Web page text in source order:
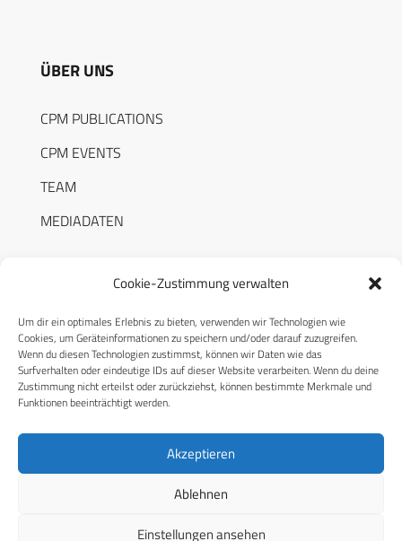
Cookie-Zustimmung verwalten
Um dir ein optimales Erlebnis zu bieten, verwenden wir Technologien wie
Cookies, um Geräteinformationen zu speichern und/oder darauf zuzugreifen.
Wenn du diesen Technologien zustimmst, können wir Daten wie das
Surfverhalten oder eindeutige IDs auf dieser Website verarbeiten. Wenn du deine
Zustimmung nicht erteilst oder zurückziehst, können bestimmte Merkmale und
Funktionen beeinträchtigt werden.
Akzeptieren
Ablehnen
Einstellungen ansehen
ÜBER UNS
CPM PUBLICATIONS
CPM EVENTS
TEAM
MEDIADATEN
RECHTLICHES
Datenschutzerklärung
Cookie-Richtlinie (EU)